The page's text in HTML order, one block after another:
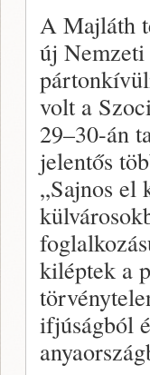
A Majláth
új Nemzeti
volt a
29–30-án
jelentős
„Sajnos el
kiléptek a
ifjúságból